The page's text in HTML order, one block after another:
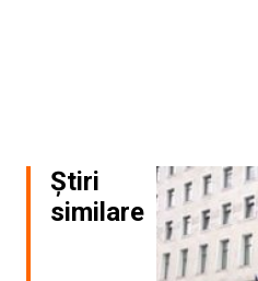
Știri
similare